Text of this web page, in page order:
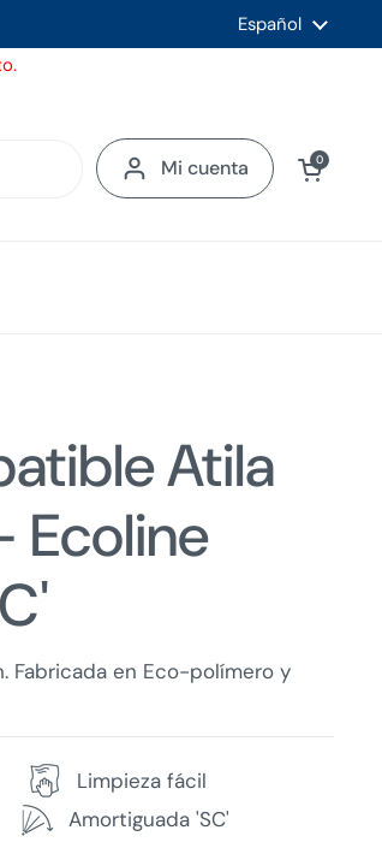
Idioma
Español
Mi cuenta Ver carrito
0
Atila
Ecoline
Fabricada en Eco-polímero y
Limpieza fácil
Amortiguada 'SC'